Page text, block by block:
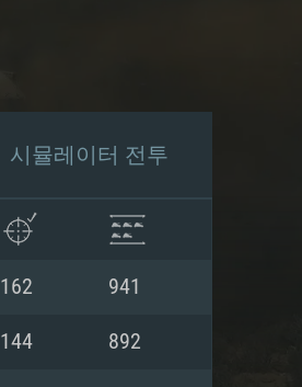
시뮬레이터 전투
162 941
144 892